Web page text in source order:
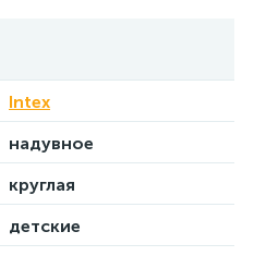
Intex
надувное
круглая
детские